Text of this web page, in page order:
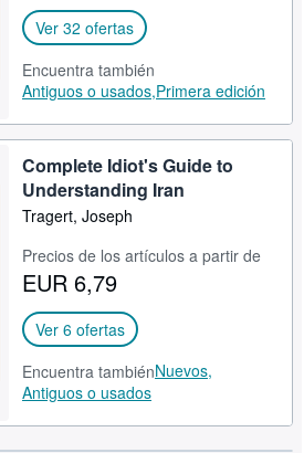
Ver 32 ofertas
Encuentra también
Antiguos o usados,Primera edición
Complete Idiot's Guide to
Understanding Iran
Tragert, Joseph
Precios de los artículos a partir de
EUR 6,79
Ver 6 ofertas
Encuentra tambiénNuevos,
Antiguos o usados